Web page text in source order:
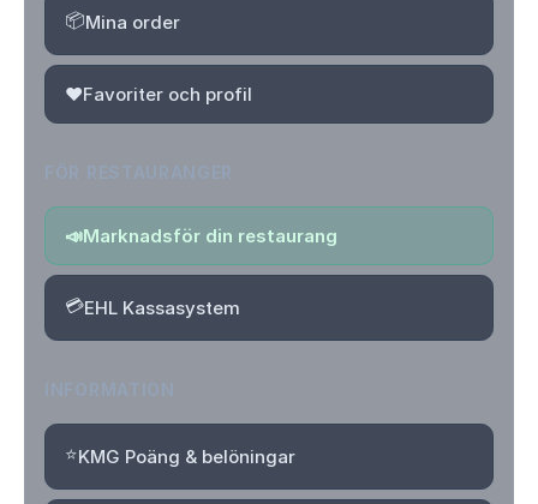
📦Mina order
❤️Favoriter och profil
📣Marknadsför din restaurang
💳EHL Kassasystem
⭐KMG Poäng & belöningar